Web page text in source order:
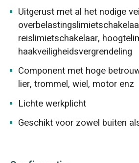
Uitgerust met al het nodige
reislimietschakelaar,
haakveiligheidsvergrendeling
Component met hoge
lier, trommel, wiel, motor enz
Lichte werkplicht
Geschikt voor zowel buiten